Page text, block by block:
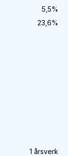
5,5%
23,6%
1 årsverk